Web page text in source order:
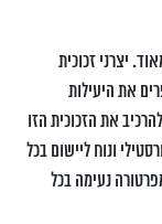
יצרני זכוכית
את היעילות
את הזכוכית הזו
ונוח ליישום בכל
נעימה בכל